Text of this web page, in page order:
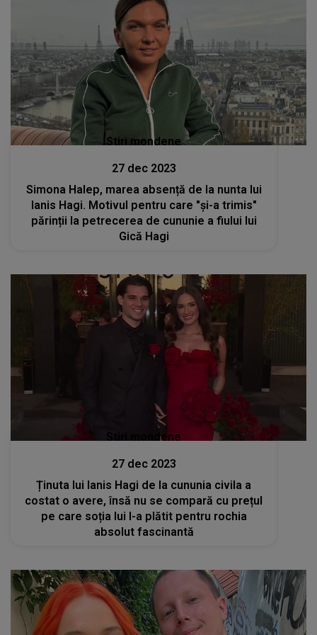
Stiri mondene
27 dec 2023
Simona Halep, marea absență de la nunta lui
Ianis Hagi. Motivul pentru care "și-a trimis"
părinții la petrecerea de cununie a fiului lui
Gică Hagi
Stiri mondene
27 dec 2023
Ținuta lui Ianis Hagi de la cununia civila a
costat o avere, însă nu se compară cu prețul
pe care soția lui l-a plătit pentru rochia
absolut fascinantă